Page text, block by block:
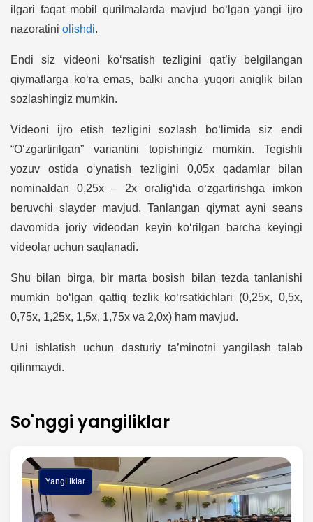
ilgari faqat mobil qurilmalarda mavjud bo‘lgan yangi ijro
nazoratini olishdi.
Endi siz videoni ko‘rsatish tezligini qat’iy belgilangan
qiymatlarga ko‘ra emas, balki ancha yuqori aniqlik bilan
sozlashingiz mumkin.
Videoni ijro etish tezligini sozlash bo‘limida siz endi
“O‘zgartirilgan” variantini topishingiz mumkin. Tegishli
yozuv ostida o‘ynatish tezligini 0,05x qadamlar bilan
nominaldan 0,25x – 2x oralig‘ida o‘zgartirishga imkon
beruvchi slayder mavjud. Tanlangan qiymat ayni seans
davomida joriy videodan keyin ko‘rilgan barcha keyingi
videolar uchun saqlanadi.
Shu bilan birga, bir marta bosish bilan tezda tanlanishi
mumkin bo‘lgan qattiq tezlik ko‘rsatkichlari (0,25x, 0,5x,
0,75x, 1,25x, 1,5x, 1,75x va 2,0x) ham mavjud.
Uni ishlatish uchun dasturiy ta’minotni yangilash talab
qilinmaydi.
So'nggi yangiliklar
Yangiliklar